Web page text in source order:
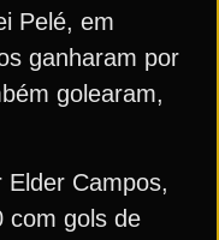
Pelé, em
ganharam por
golearam,
Campos,
com gols de